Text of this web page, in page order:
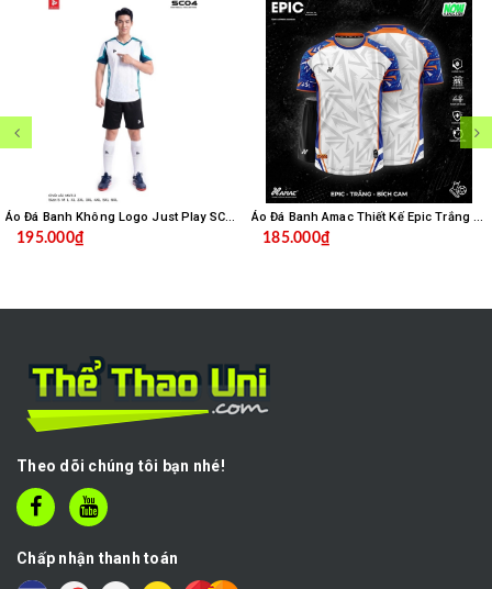
Áo Đá Banh Không Logo Just Play SC04 - Trắng
195.000₫
Áo Đá Banh Amac Thiết Kế Epic Trắng Bích
185.000₫
Theo dõi chúng tôi bạn nhé!
Chấp nhận thanh toán